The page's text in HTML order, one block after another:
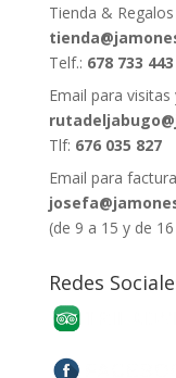
Tienda &
Telf.: 678 733 443
Email para visitas
Tlf: 676 035 827
Email para
(de 9 a 15 y de
Redes